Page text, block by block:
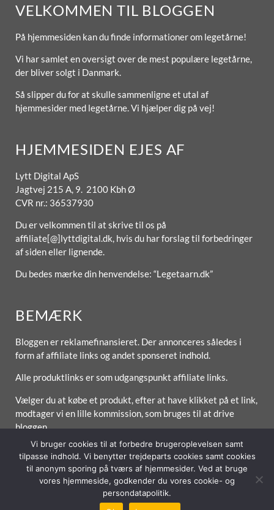
VELKOMMEN TIL BLOGGEN
På hjemmesiden kan du finde informationer om legetårne!
Vi har samlet en oversigt over de mest populære legetårne,
der bliver solgt i Danmark.
Så slipper du for at skulle sammenligne et utal af
hjemmesider med legetårne. Vi hjælper dig på vej!
HJEMMESIDEN EJES AF
Lytt Digital ApS
Jagtvej 215 A, 9. 2100 Kbh Ø
CVR nr.: 36537930
Du er velkommen til at skrive til os på
affiliate[@]lyttdigital.dk, hvis du har forslag til forbedringer
af siden eller lignende.
Du bedes mærke din henvendelse: “Legetaarn.dk”
BEMÆRK
Bloggen er reklamefinansieret. Der annonceres således i
form af affiliate links og andet sponseret indhold.
Alle produktlinks er som udgangspunkt affiliate links.
Vælger du at købe et produkt, efter at have klikket på et link,
modtager vi en lille kommission, som bruges til at drive
bloggen.
Forside Om / Kontakt Betingelser
Vi bruger cookies til at forbedre brugeroplevelsen samt
tilpasse indhold. Vi benytter trejdeparts cookies samt cookies
til anonym sporing på tværs af hjemmesider. Ved at bruge
vores hjemmeside, godkender du vores cookie- og
persondatapolitik.